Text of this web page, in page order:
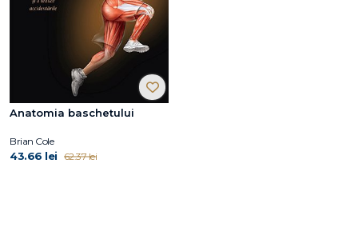
Anatomia baschetului
Brian Cole
43.66 lei 62.37 lei